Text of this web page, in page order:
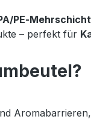
– perfekt für